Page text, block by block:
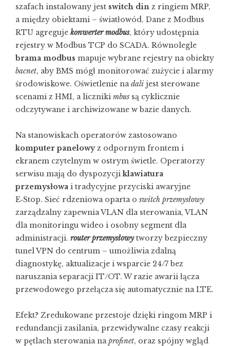
szafach instalowany jest switch din z ringiem MRP,
a między obiektami – światłowód. Dane z Modbus
RTU agreguje konwerter modbus, który udostępnia
rejestry w Modbus TCP do SCADA. Równolegle
brama modbus mapuje wybrane rejestry na obiekty
bacnet, aby BMS mógł monitorować zużycie i alarmy
środowiskowe. Oświetlenie nadali jest sterowane
scenami z HMI, a liczniki mbus są cyklicznie
odczytywane i archiwizowane w bazie danych.
Na stanowiskach operatorów zastosowano
komputer panelowyz odpornym frontem i
ekranem czytelnym w ostrym świetle. Operatorzy
serwisu mają do dyspozycjiklawiatura
przemysłowa i tradycyjne przyciski awaryjne
E‑Stop. Sieć rdzeniowa oparta o switch przemysłowy
zarządzalny zapewnia VLAN dla sterowania, VLAN
dla monitoringu wideo i osobny segment dla
administracji. router przemysłowytworzy bezpieczny
tunel VPN do centrum – umożliwia zdalną
diagnostykę, aktualizacje i wsparcie 24/7 bez
naruszania separacji IT/OT. W razie awarii łącza
przewodowego przełącza się automatycznie na LTE.
Efekt? Zredukowane przestoje dzięki ringom MRP i
redundancji zasilania, przewidywalne czasy reakcji
w pętlach sterowania naprofinet, oraz spójny wgląd